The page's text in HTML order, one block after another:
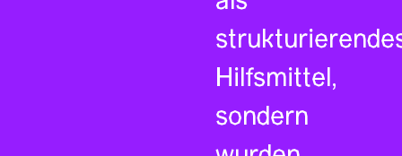
Hilfsmittel,
sondern